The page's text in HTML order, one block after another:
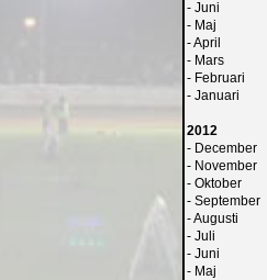
- Juni
- Maj
-April
- Mars
- Februari
- Januari
2012
- December
- November
- Oktober
- September
-Augusti
- Juli
- Juni
- Maj